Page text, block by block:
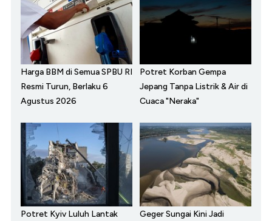
Harga BBM di Semua SPBU RI
Resmi Turun, Berlaku 6
Agustus 2026
Potret Korban Gempa
Jepang Tanpa Listrik & Air di
Cuaca "Neraka"
Potret Kyiv Luluh Lantak
Geger Sungai Kini Jadi